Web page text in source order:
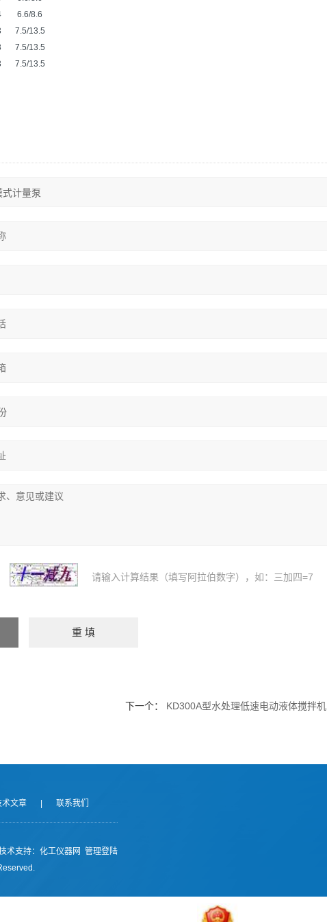
6.6/8.6
7.5/13.5
7.5/13.5
7.5/13.5
请输入计算结果（填写阿拉伯数字），如：三加四=7
下一个： KD300A型水处理低速电动液体搅拌机
术文章 联系我们
术支持： 化工仪器网 管理登陆